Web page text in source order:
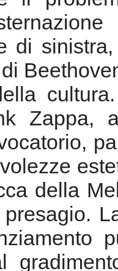
di
Zappa,
della